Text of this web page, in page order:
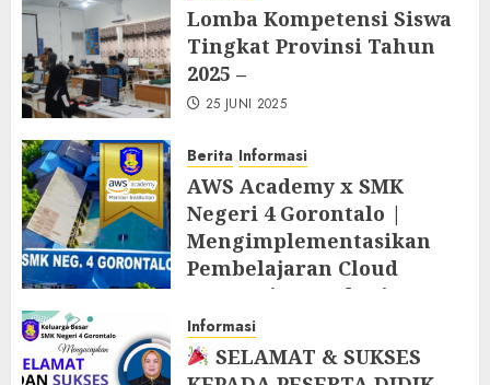
25 JUNI 2025
Lomba Kompetensi Siswa
Tingkat Provinsi Tahun
2025 –
25 JUNI 2025
Berita Informasi
AWS Academy x SMK
Negeri 4 Gorontalo |
Mengimplementasikan
Pembelajaran Cloud
Computing Berbasis AWS
Academy di Tahun Ajaran
Baru 2025/2026
9 JUNI 2025
Informasi
SELAMAT & SUKSES